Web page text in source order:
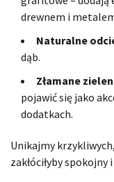
drewnem i
Naturalne
dąb.
Złamane
pojawić się jako
dodatkach.
Unikajmy
zakłóciłyby